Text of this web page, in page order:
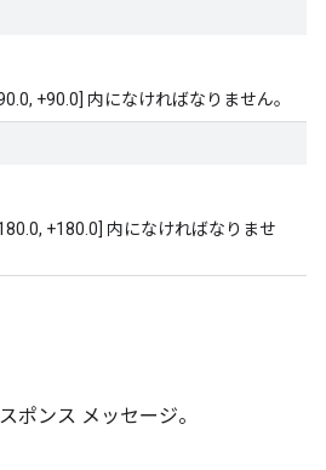
+90.0] 内になければなりません。
+180.0] 内になければなりませ
ポンス メッセージ。